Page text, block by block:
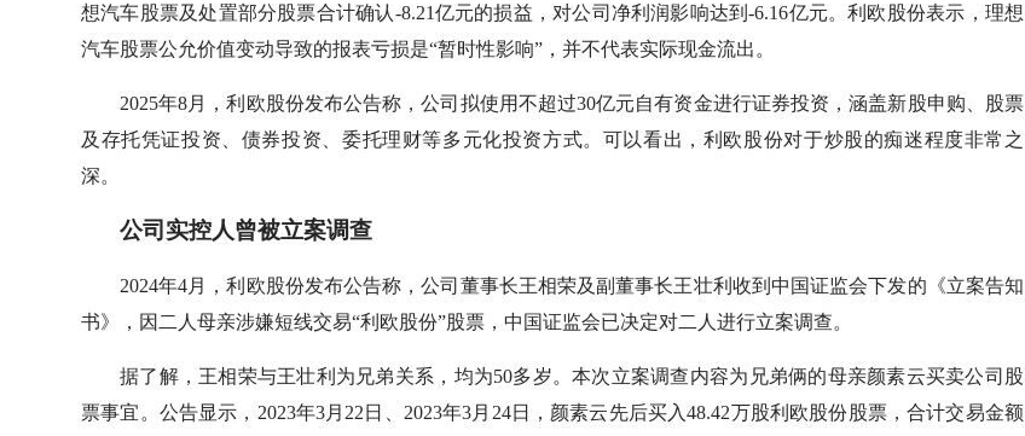
想汽车股票及处置部分股票合计确认-8.21亿元的损益，对公司净利润影响达到-6.16亿元。利欧股份表示，理想
汽车股票公允价值变动导致的报表亏损是“暂时性影响”，并不代表实际现金流出。
2025年8月，利欧股份发布公告称，公司拟使用不超过30亿元自有资金进行证券投资，涵盖新股申购、股票
及存托凭证投资、债券投资、委托理财等多元化投资方式。可以看出，利欧股份对于炒股的痴迷程度非常之
深。
公司实控人曾被立案调查
2024年4月，利欧股份发布公告称，公司董事长王相荣及副董事长王壮利收到中国证监会下发的《立案告知
书》，因二人母亲涉嫌短线交易“利欧股份”股票，中国证监会已决定对二人进行立案调查。
据了解，王相荣与王壮利为兄弟关系，均为50多岁。本次立案调查内容为兄弟俩的母亲颜素云买卖公司股
票事宜。公告显示，2023年3月22日、2023年3月24日，颜素云先后买入48.42万股利欧股份股票，合计交易金额